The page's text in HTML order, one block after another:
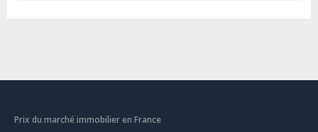
Prix du marché immobilier en France